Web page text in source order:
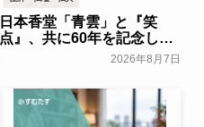
日本香堂「青雲」と『笑
点』、共に60年を記念した
初コラボ！オリジナルグッ
ンを実施～日本香堂～
一般公開
2026年8月7日